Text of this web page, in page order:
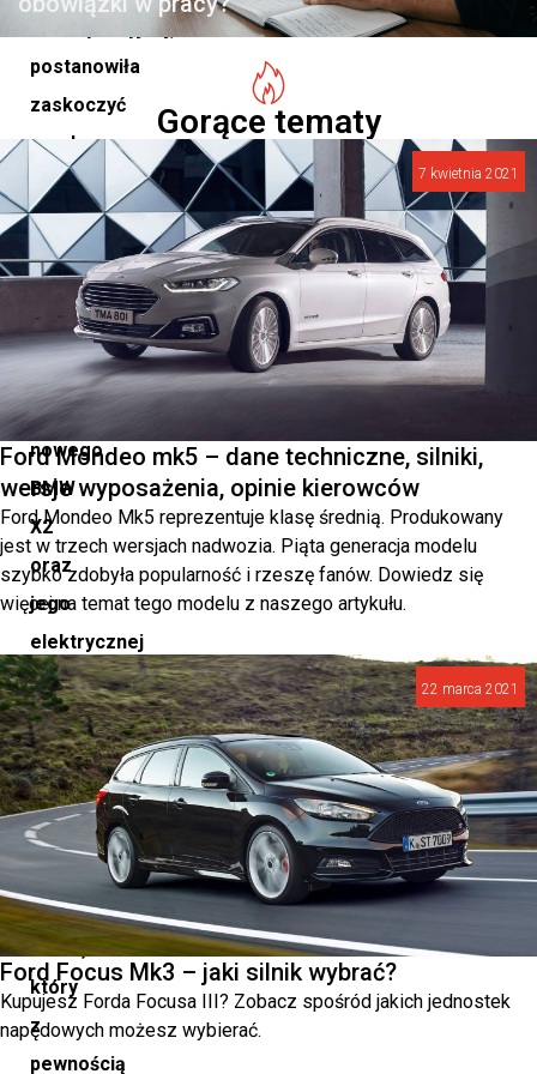
postanowiła
zaskoczyć
rynek
kolejnym
krokiem
w
kierunku
przyszłości
wprowadzeniem
nowego
BMW
X2
oraz
jego
elektrycznej
wersji,
BMW
iX2.
To
przełomowy
moment
dla
marki,
który
z
pewnością
Gorące tematy
7 kwietnia 2021
Ford Mondeo mk5 – dane techniczne, silniki,
wersje wyposażenia, opinie kierowców
Ford Mondeo Mk5 reprezentuje klasę średnią. Produkowany
jest w trzech wersjach nadwozia. Piąta generacja modelu
szybko zdobyła popularność i rzeszę fanów. Dowiedz się
więcej na temat tego modelu z naszego artykułu.
22 marca 2021
Ford Focus Mk3 – jaki silnik wybrać?
Kupujesz Forda Focusa III? Zobacz spośród jakich jednostek
napędowych możesz wybierać.